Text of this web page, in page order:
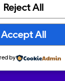
Reject All
Accept All
by